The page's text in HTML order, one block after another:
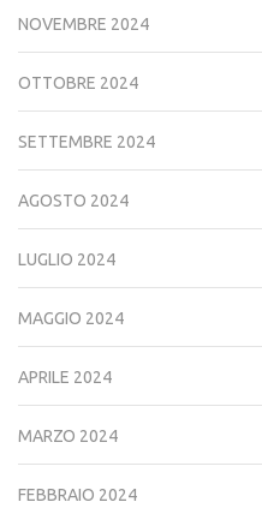
NOVEMBRE 2024
OTTOBRE 2024
SETTEMBRE 2024
AGOSTO 2024
LUGLIO 2024
MAGGIO 2024
APRILE 2024
MARZO 2024
FEBBRAIO 2024